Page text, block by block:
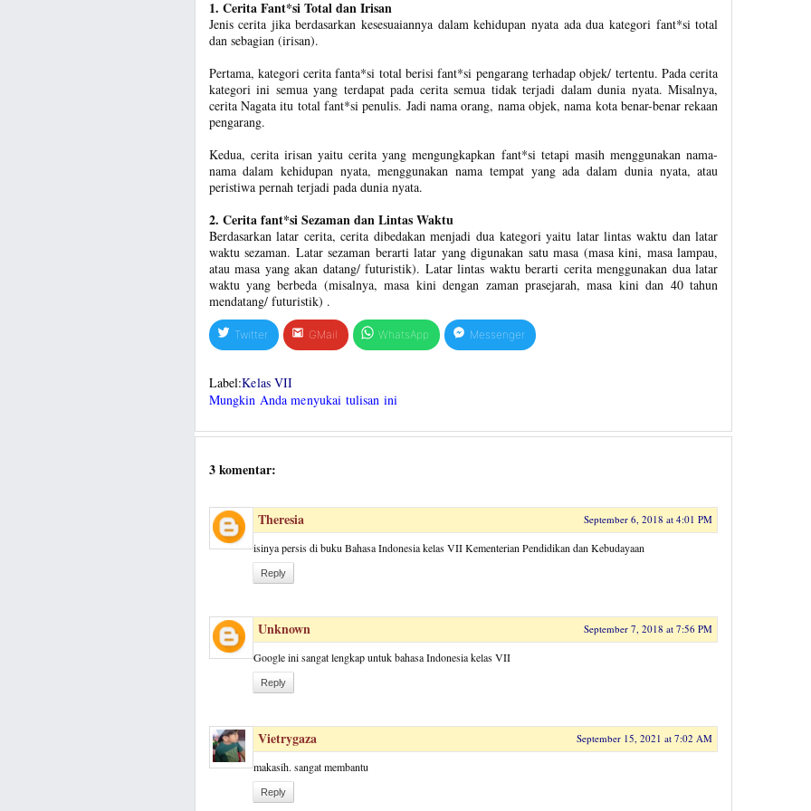
1. Cerita Fant*si Total dan Irisan
Jenis cerita jika berdasarkan kesesuaiannya dalam kehidupan nyata ada dua kategori fant*si total
dan sebagian (irisan).
Pertama, kategori cerita fanta*si total berisi fant*si pengarang terhadap objek/ tertentu. Pada cerita
kategori ini semua yang terdapat pada cerita semua tidak terjadi dalam dunia nyata. Misalnya,
cerita Nagata itu total fant*si penulis. Jadi nama orang, nama objek, nama kota benar-benar rekaan
pengarang.
Kedua, cerita irisan yaitu cerita yang mengungkapkan fant*si tetapi masih menggunakan nama-
nama dalam kehidupan nyata, menggunakan nama tempat yang ada dalam dunia nyata, atau
peristiwa pernah terjadi pada dunia nyata.
2. Cerita fant*si Sezaman dan Lintas Waktu
Berdasarkan latar cerita, cerita dibedakan menjadi dua kategori yaitu latar lintas waktu dan latar
waktu sezaman. Latar sezaman berarti latar yang digunakan satu masa (masa kini, masa lampau,
atau masa yang akan datang/ futuristik). Latar lintas waktu berarti cerita menggunakan dua latar
waktu yang berbeda (misalnya, masa kini dengan zaman prasejarah, masa kini dan 40 tahun
mendatang/ futuristik) .
Twitter GMail WhatsApp Messenger
Label:Kelas VII
Mungkin Anda menyukai tulisan ini
3 komentar:
Theresia September 6, 2018 at 4:01 PM
isinya persis di buku Bahasa Indonesia kelas VII Kementerian Pendidikan dan Kebudayaan
Reply
Unknown September 7, 2018 at 7:56 PM
Google ini sangat lengkap untuk bahasa Indonesia kelas VII
Reply
Vietrygaza September 15, 2021 at 7:02 AM
makasih. sangat membantu
Reply